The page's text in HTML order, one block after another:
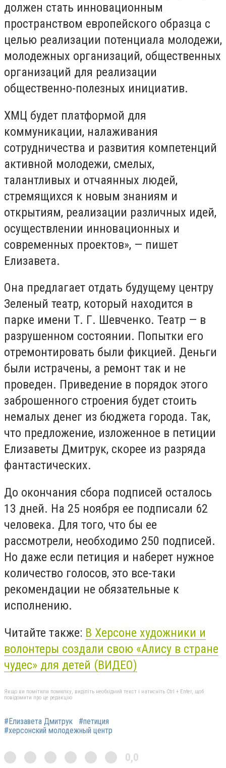
должен стать инновационным
пространством европейского образца с
целью реализации потенциала молодежи,
молодежных организаций, общественных
организаций для реализации
общественно-полезных инициатив.
ХМЦ будет платформой для
коммуникации, налаживания
сотрудничества и развития компетенций
активной молодежи, смелых,
талантливых и отчаянных людей,
стремящихся к новым знаниям и
открытиям, реализации различных идей,
осуществлении инновационных и
современных проектов», — пишет
Елизавета.
Она предлагает отдать будущему центру
Зеленый театр, который находится в
парке имени Т. Г. Шевченко. Театр — в
разрушенном состоянии. Попытки его
отремонтировать были фикцией. Деньги
были истрачены, а ремонт так и не
проведен. Приведение в порядок этого
заброшенного строения будет стоить
немалых денег из бюджета города. Так,
что предложение, изложенное в петиции
Елизаветы Дмитрук, скорее из разряда
фантастических.
До окончания сбора подписей осталось
13 дней. На 25 ноября ее подписали 62
человека. Для того, что бы ее
рассмотрели, необходимо 250 подписей.
Но даже если петиция и наберет нужное
количество голосов, это все-таки
рекомендации не обязательные к
исполнению.
Читайте также: В Херсоне художники и
волонтеры создали свою «Алису в стране
чудес» для детей (ВИДЕО)
Якщо ви помітили помилку, виділіть необхідний текст і натисніть Ctrl + Enter, щоб
повідомити про це редакцію
#Елизавета Дмитрук
#петиция
#херсонский молодежный центр
0,0